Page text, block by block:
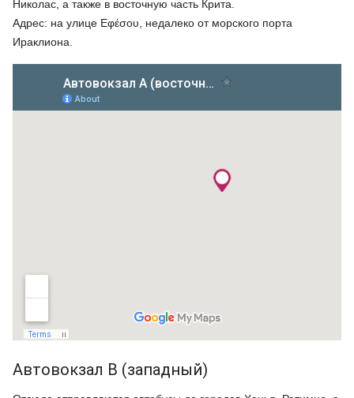
Николас, а также в восточную часть Крита.
Адрес: на улице Εφέσου, недалеко от морского порта
Ираклиона.
Автовокзал B (западный)